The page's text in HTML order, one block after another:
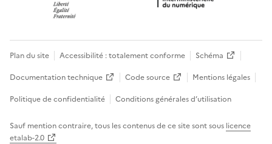
Plan du site Accessibilité : totalement conforme
Schéma
Documentation technique
Code source
Mentions légales
Politique de confidentialité
Conditions générales d’utilisation
Sauf mention contraire, tous les contenus de ce site sont sous licence
etalab-2.0